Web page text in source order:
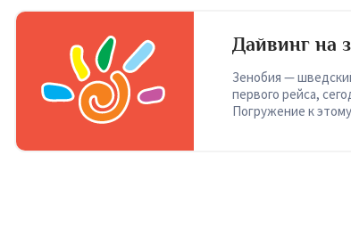
Дайвинг на
Ларнаки
Зенобия —
первого рейса,
Погружение к